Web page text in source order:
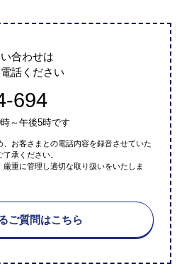
合わせは
話ください
694
～午後5時です
お客さまとの電話内容を録音させていた
承ください。
重に管理し適切な取り扱いをいたしま
ご質問はこちら